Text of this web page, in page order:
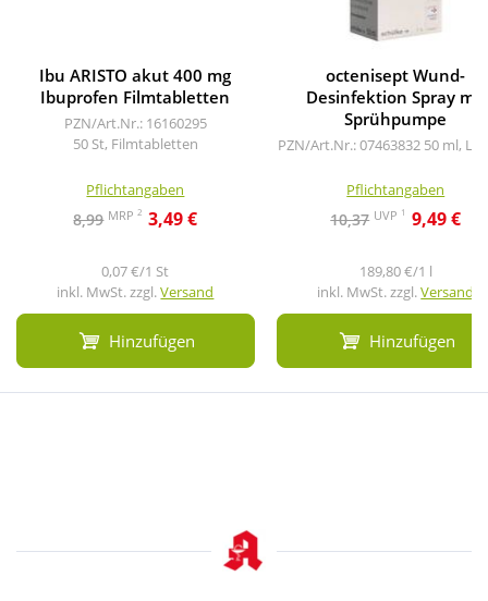
Ibu ARISTO akut 400 mg
Ibuprofen Filmtabletten
PZN/Art.Nr.: 16160295
50 St, Filmtabletten
Pflichtangaben
8,99 MRP2 3,49 €
0,07 €/1 St
inkl. MwSt. zzgl.Versand
Hinzufügen
octenisept Wund-
Desinfektion Spray mit
Sprühpumpe
PZN/Art.Nr.: 07463832 50 ml,
Pflichtangaben
10,37 UVP 1 9,49 €
189,80 €/1 l
inkl. MwSt. zzgl.Versand
Hinzufügen